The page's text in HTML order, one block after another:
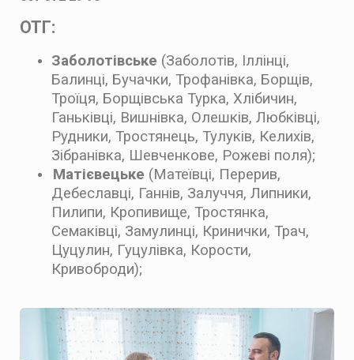
ОТГ:
Заболотівське (Заболотів, Іллінці,
Балинці, Бучачки, Трофанівка, Борщів,
Троїця, Борщівська Турка, Хлібичин,
Ганьківці, Вишнівка, Олешків, Любківці,
Рудники, Тростянець, Тулуків, Келихів,
Зібранівка, Шевченкове, Рожеві поля);
Матієвецьке (Матеївці, Перерив,
Дебеславці, Ганнів, Залуччя, Липники,
Пилипи, Кропивище, Тростянка,
Семаківці, Замулинці, Кринички, Трач,
Цуцулин, Гуцулівка, Корости,
Кривоброди);